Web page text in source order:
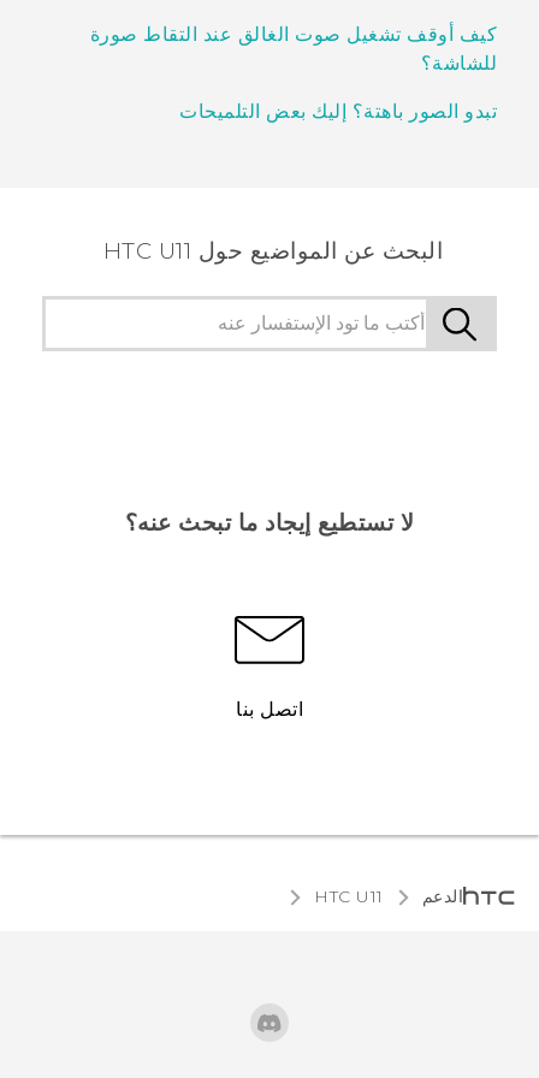
كيف أوقف تشغيل صوت الغالق عند التقاط صورة
للشاشة؟
تبدو الصور باهتة؟ إليك بعض التلميحات
البحث عن المواضيع حول HTC U11
لا تستطيع إيجاد ما تبحث عنه؟
اتصل بنا
الدعم HTC U11‎